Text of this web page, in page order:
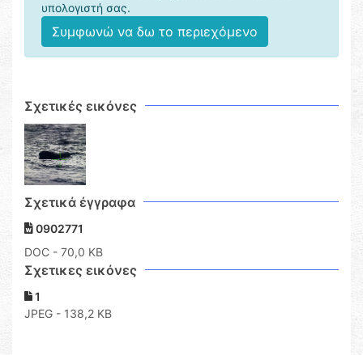
υπολογιστή σας.
Συμφωνώ να δω το περιεχόμενο
Σχετικές εικόνες
Σχετικά έγγραφα
0902771
DOC - 70,0 KB
Σχετικες εικόνες
1
JPEG - 138,2 KB